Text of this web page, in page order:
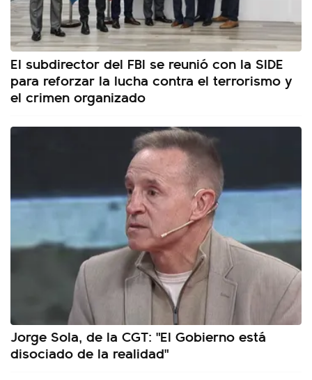
El subdirector del FBI se reunió con la SIDE
para reforzar la lucha contra el terrorismo y
el crimen organizado
Jorge Sola, de la CGT: "El Gobierno está
disociado de la realidad"